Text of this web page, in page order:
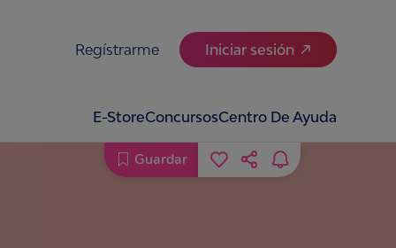
Regístrarme Iniciar sesión
E-StoreConcursosCentro De Ayuda
Guardar